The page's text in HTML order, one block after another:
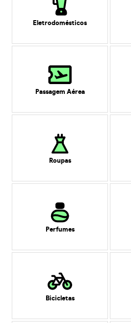
Eletrodomésticos
Passagem Aérea
Roupas
Perfumes
Bicicletas